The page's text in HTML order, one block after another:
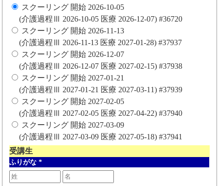
スクーリング 開始 2026-10-05
(介護過程Ⅲ 2026-10-05 医療 2026-12-07) #36720
スクーリング 開始 2026-11-13
(介護過程Ⅲ 2026-11-13 医療 2027-01-28) #37937
スクーリング 開始 2026-12-07
(介護過程Ⅲ 2026-12-07 医療 2027-02-15) #37938
スクーリング 開始 2027-01-21
(介護過程Ⅲ 2027-01-21 医療 2027-03-11) #37939
スクーリング 開始 2027-02-05
(介護過程Ⅲ 2027-02-05 医療 2027-04-22) #37940
スクーリング 開始 2027-03-09
(介護過程Ⅲ 2027-03-09 医療 2027-05-18) #37941
受講生
ふりがな *